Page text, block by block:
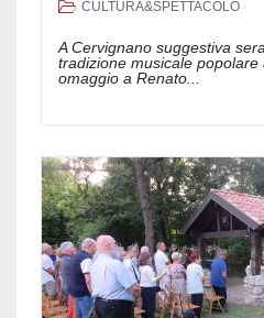
CULTURA&SPETTACOLO
A Cervignano suggestiva
tradizione musicale popolare
omaggio a Renato...